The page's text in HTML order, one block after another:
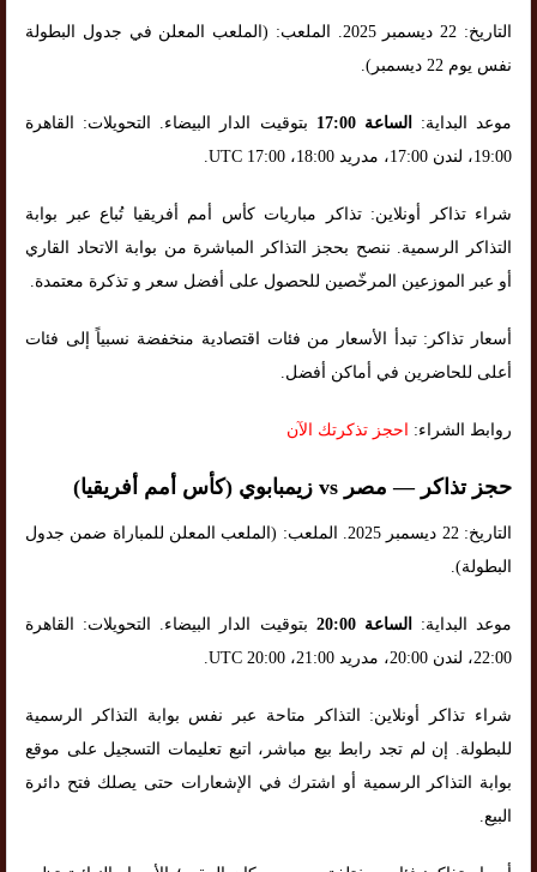
التاريخ: 22 ديسمبر 2025. الملعب: (الملعب المعلن في جدول البطولة
نفس يوم 22 ديسمبر).
موعد البداية: الساعة 17:00
بتوقيت الدار البيضاء. التحويلات: القاهرة
19:00، لندن 17:00، مدريد 18:00، UTC 17:00.
شراء تذاكر أونلاين: تذاكر مباريات كأس أمم أفريقيا تُباع عبر بوابة
التذاكر الرسمية. ننصح بحجز التذاكر المباشرة من بوابة الاتحاد القاري
أو عبر الموزعين المرخّصين للحصول على أفضل سعر و تذكرة معتمدة.
أسعار تذاكر: تبدأ الأسعار من فئات اقتصادية منخفضة نسبياً إلى فئات
أعلى للحاضرين في أماكن أفضل.
روابط الشراء: احجز تذكرتك الآن
حجز تذاكر — مصر vs زيمبابوي (كأس أمم أفريقيا)
التاريخ: 22 ديسمبر 2025. الملعب: (الملعب المعلن للمباراة ضمن جدول
البطولة).
موعد البداية: الساعة 20:00
بتوقيت الدار البيضاء. التحويلات: القاهرة
22:00، لندن 20:00، مدريد 21:00، UTC 20:00.
شراء تذاكر أونلاين: التذاكر متاحة عبر نفس بوابة التذاكر الرسمية
للبطولة. إن لم تجد رابط بيع مباشر، اتبع تعليمات التسجيل على موقع
بوابة التذاكر الرسمية أو اشترك في الإشعارات حتى يصلك فتح دائرة
البيع.